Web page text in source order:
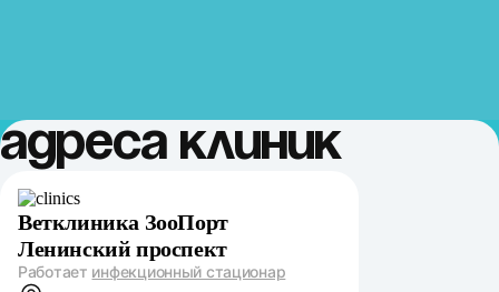
Адреса клиник
Ветклиника ЗооПорт
Ленинский проспект
Работает инфекционный стационар